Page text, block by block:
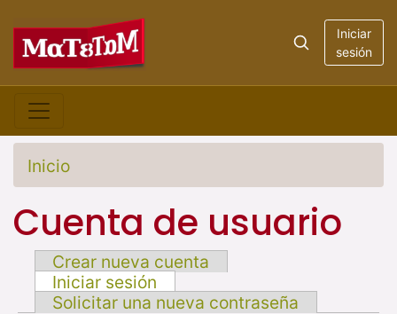
Iniciar
sesión
Inicio
Cuenta de usuario
Crear nueva cuenta
Iniciar sesión
Solicitar una nueva contraseña